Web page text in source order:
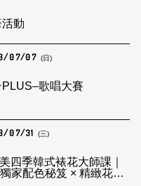
動
07/07 (日)
歌唱大賽
07/31 (三)
四季韓式裱花大師課｜
家配色秘笈 × 精緻花卉